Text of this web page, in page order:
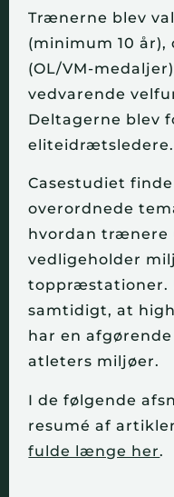
Trænerne blev
(minimum 10
(OL/VM-
vedvarende
Deltagerne blev
eliteidrætsledere.
Casestudiet
overordnede
hvordan trænere
vedligeholder
toppræstationer.
samtidigt, at
har en
atleters miljøer.
I de følgende
resumé af
fulde længe her.